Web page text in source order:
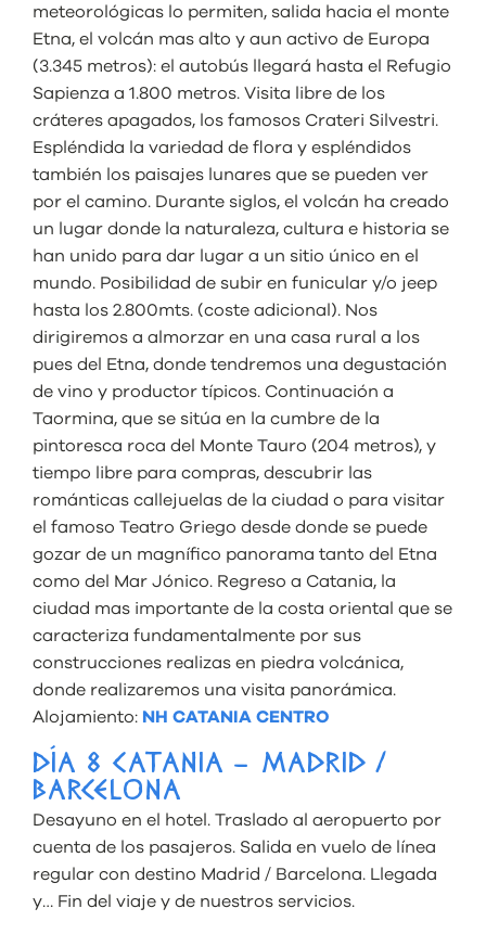
meteorológicas lo permiten, salida hacia el monte
Etna, el volcán mas alto y aun activo de Europa
(3.345 metros): el autobús llegará hasta el Refugio
Sapienza a 1.800 metros. Visita libre de los
cráteres apagados, los famosos Crateri Silvestri.
Espléndida la variedad de flora y espléndidos
también los paisajes lunares que se pueden ver
por el camino. Durante siglos, el volcán ha creado
un lugar donde la naturaleza, cultura e historia se
han unido para dar lugar a un sitio único en el
mundo. Posibilidad de subir en funicular y/o jeep
hasta los 2.800mts. (coste adicional). Nos
dirigiremos a almorzar en una casa rural a los
pues del Etna, donde tendremos una degustación
de vino y productor típicos. Continuación a
Taormina, que se sitúa en la cumbre de la
pintoresca roca del Monte Tauro (204 metros), y
tiempo libre para compras, descubrir las
románticas callejuelas de la ciudad o para visitar
el famoso Teatro Griego desde donde se puede
gozar de un magnífico panorama tanto del Etna
como del Mar Jónico. Regreso a Catania, la
ciudad mas importante de la costa oriental que se
caracteriza fundamentalmente por sus
construcciones realizas en piedra volcánica,
donde realizaremos una visita panorámica.
Alojamiento: NH CATANIA CENTRO
DÍA 8 CATANIA – MADRID /
BARCELONA
Desayuno en el hotel. Traslado al aeropuerto por
cuenta de los pasajeros. Salida en vuelo de línea
regular con destino Madrid / Barcelona. Llegada
y… Fin del viaje y de nuestros servicios.